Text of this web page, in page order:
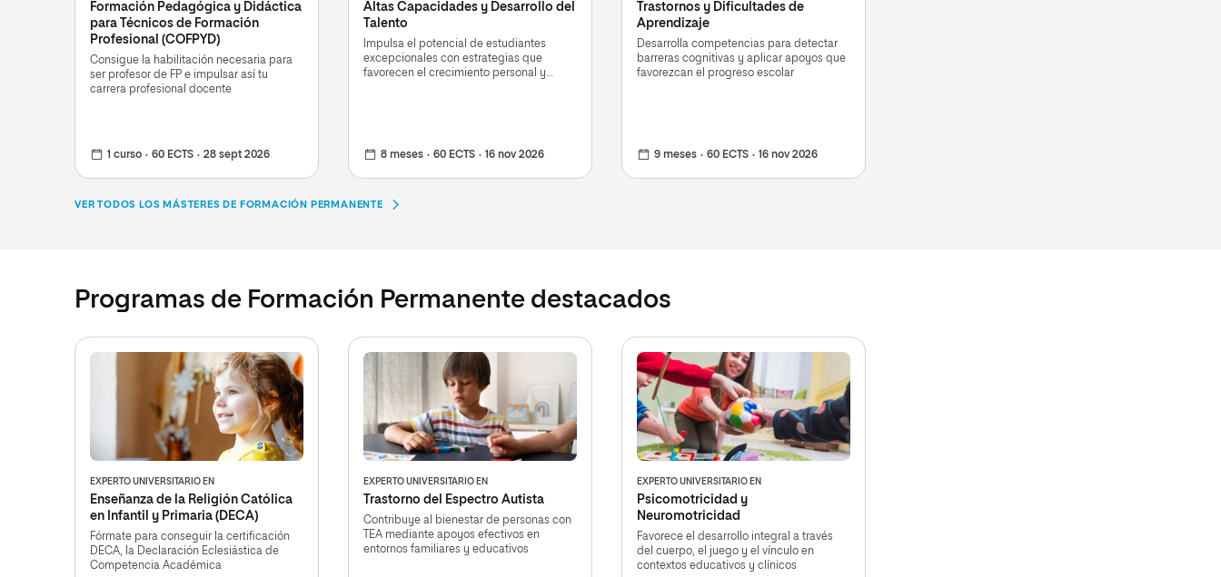
Formación Pedagógica y Didáctica
para Técnicos de Formación
Profesional (COFPYD)
Consigue la habilitación necesaria para
ser profesor de FP e impulsar así tu
carrera profesional docente
1 curso 60 ECTS 28 sept 2026
Altas Capacidades y Desarrollo del
Talento
Impulsa el potencial de estudiantes
excepcionales con estrategias que
favorecen el crecimiento personal y
8 meses 60 ECTS 16 nov 2026
Trastornos y Dificultades de
Aprendizaje
Desarrolla competencias para detectar
barreras cognitivas y aplicar apoyos que
favorezcan el progreso escolar
9 meses 60 ECTS 16 nov 2026
VER TODOS LOS MÁSTERES DE FORMACIÓN PERMANENTE
Programas de Formación Permanente destacados
EXPERTO UNIVERSITARIO EN
Enseñanza de la Religión Católica
en Infantil y Primaria (DECA)
Fórmate para conseguir la certificación
DECA, la Declaración Eclesiástica de
Competencia Académica
EXPERTO UNIVERSITARIO EN
Trastorno del Espectro Autista
Contribuye al bienestar de personas con
TEA mediante apoyos efectivos en
entornos familiares y educativos
EXPERTO UNIVERSITARIO EN
Psicomotricidad y
Neuromotricidad
Favorece el desarrollo integral a través
del cuerpo, el juego y el vínculo en
contextos educativos y clínicos